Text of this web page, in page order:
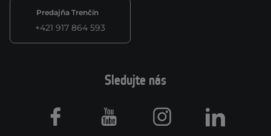
Predajňa Trenčín
+421 917 864 593
Sledujte nás
Facebook Youtube Instagram LinkedIn